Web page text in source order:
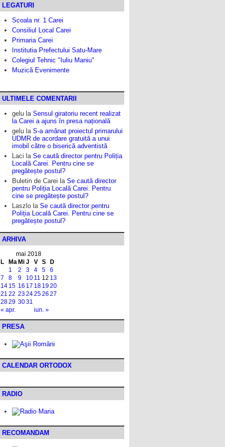
LEGATURI
Scoala nr. 1 Carei
Consiliul Local Carei
Primaria Carei
Institutia Prefectului Satu-Mare
Colegiul Tehnic "Iuliu Maniu"
Muzică Evenimente
ULTIMELE COMENTARII
gelu la Sensul giratoriu recent realizat
la Carei a ajuns în presa națională
gelu la S-a amânat proiectul primarului
UDMR de acordare gratuită a unui
imobil către o biserică adventistă
Laci la Se caută director pentru Poliția
Locală Carei. Pentru cine se
pregătește postul?
Buletin de Carei la Se caută director
pentru Poliția Locală Carei. Pentru
cine se pregătește postul?
Laszlo la Se caută director pentru
Poliția Locală Carei. Pentru cine se
pregătește postul?
ARHIVA
mai 2018
L
Ma Mi J V S D
« apr. iun. »
1 2 3 4 5
6
7
8 9 10 11 12 13
14 15 16 17 18 1920
21 22 23242526 27
2829 3031
PRESA
CALENDAR ORTODOX
RADIO
RECOMANDAM